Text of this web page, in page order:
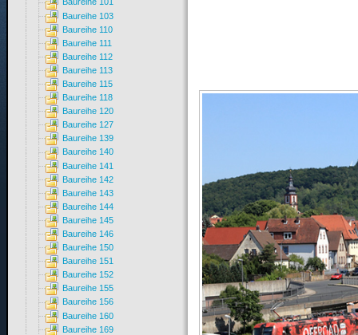
Baureihe 101
Baureihe 103
Baureihe 110
Baureihe 111
Baureihe 112
Baureihe 113
Baureihe 115
Baureihe 118
Baureihe 120
Baureihe 127
Baureihe 139
Baureihe 140
Baureihe 141
Baureihe 142
Baureihe 143
Baureihe 144
Baureihe 145
Baureihe 146
Baureihe 150
Baureihe 151
Baureihe 152
Baureihe 155
Baureihe 156
Baureihe 160
Baureihe 169